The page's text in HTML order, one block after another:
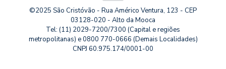
©2025 São Cristóvão - Rua Américo Ventura, 123 - CEP
03128-020 - Alto da Mooca
Tel: (11) 2029-7200/7300 (Capital e regiões
metropolitanas) e 0800 770-0666 (Demais Localidades)
CNPJ 60.975.174/0001-00